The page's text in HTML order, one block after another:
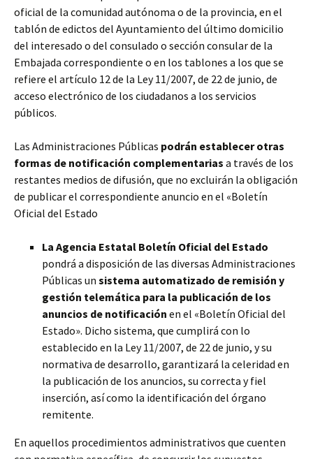
oficial de la comunidad autónoma o de la provincia, en el
tablón de edictos del Ayuntamiento del último domicilio
del interesado o del consulado o sección consular de la
Embajada correspondiente o en los tablones a los que se
refiere el artículo 12 de la Ley 11/2007, de 22 de junio, de
acceso electrónico de los ciudadanos a los servicios
públicos.
Las Administraciones Públicas podrán establecer otras
formas de notificación complementarias a través de los
restantes medios de difusión, que no excluirán la obligación
de publicar el correspondiente anuncio en el «Boletín
Oficial del Estado
La Agencia Estatal Boletín Oficial del Estado
pondrá a disposición de las diversas Administraciones
Públicas un sistema automatizado de remisión y
gestión telemática para la publicación de los
anuncios de notificación en el «Boletín Oficial del
Estado». Dicho sistema, que cumplirá con lo
establecido en la Ley 11/2007, de 22 de junio, y su
normativa de desarrollo, garantizará la celeridad en
la publicación de los anuncios, su correcta y fiel
inserción, así como la identificación del órgano
remitente.
En aquellos procedimientos administrativos que cuenten